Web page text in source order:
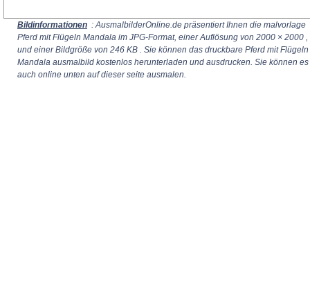
Bildinformationen : AusmalbilderOnline.de präsentiert Ihnen die malvorlage
Pferd mit Flügeln Mandala im JPG-Format, einer Auflösung von 2000 × 2000 ,
und einer Bildgröße von 246 KB . Sie können das druckbare Pferd mit Flügeln
Mandala ausmalbild kostenlos herunterladen und ausdrucken. Sie können es
auch online unten auf dieser seite ausmalen.